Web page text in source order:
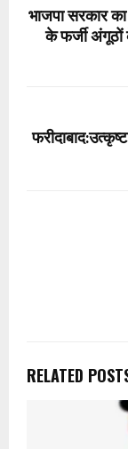
भाजपा सरकार
के फर्जी
RELATED